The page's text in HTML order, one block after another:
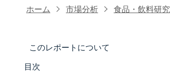
ホーム 市場分析 食品・飲料研究
このレポートについて
目次